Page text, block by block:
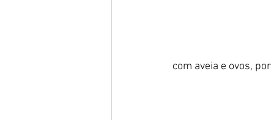
com aveia e ovos,